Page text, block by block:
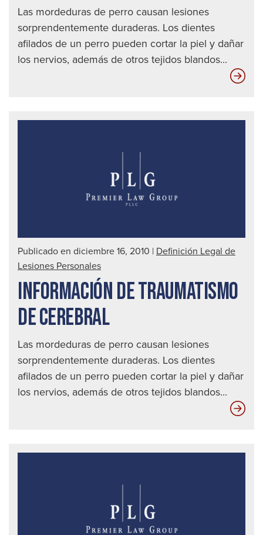
Las mordeduras de perro causan lesiones
sorprendentemente duraderas. Los dientes
afilados de un perro pueden cortar la piel y dañar
los nervios, además de otros tejidos blandos...
Las
|
Publicado en diciembre 16, 2010 | Definición Legal de
Lesiones Personales
INFORMACIÓN DE TRAUMATISMO
DE CEREBRAL
Las mordeduras de perro causan lesiones
sorprendentemente duraderas. Los dientes
afilados de un perro pueden cortar la piel y dañar
los nervios, además de otros tejidos blandos...
de